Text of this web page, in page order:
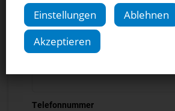
Nachname *
E-Mail Adresse *
Telefonnummer
Einstellungen
Ablehnen
Akzeptieren